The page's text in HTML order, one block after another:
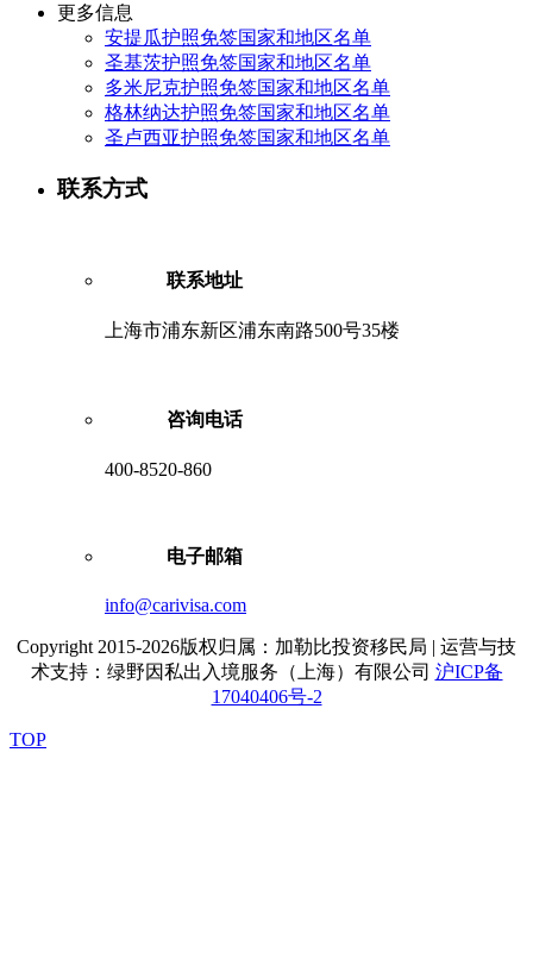
更多信息
安提瓜护照免签国家和地区名单
圣基茨护照免签国家和地区名单
多米尼克护照免签国家和地区名单
格林纳达护照免签国家和地区名单
圣卢西亚护照免签国家和地区名单
联系方式
联系地址
上海市浦东新区浦东南路500号35楼
咨询电话
400-8520-860
电子邮箱
info@carivisa.com
Copyright 2015-2026版权归属：加勒比投资移民局 | 运营与技
术支持：绿野因私出入境服务（上海）有限公司 沪ICP备
17040406号-2
TOP